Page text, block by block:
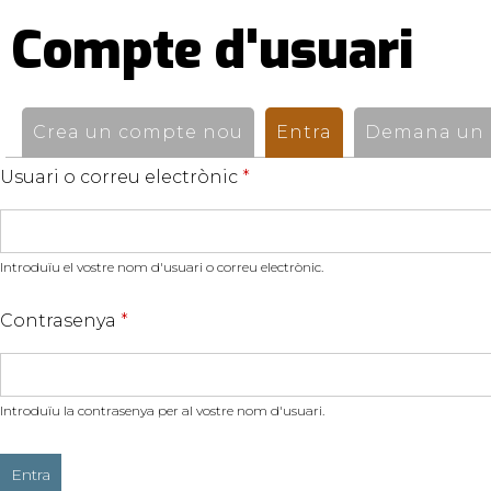
Compte d'usuari
Pestanyes
primàries
Crea un compte nou Entra (pestanya
Demana
Usuari o correu electrònic *
Introduïu el vostre nom d'usuari o correu electrònic.
Contrasenya *
Introduïu la contrasenya per al vostre nom d'usuari.